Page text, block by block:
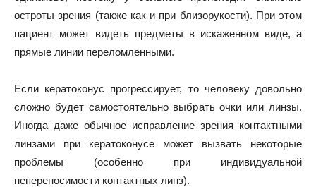
остроты зрения (также как и при близорукости). При этом
пациент может видеть предметы в искаженном виде, а
прямые линии переломленными.
Если кератоконус прогрессирует, то человеку довольно
сложно будет самостоятельно выбрать очки или линзы.
Иногда даже обычное исправление зрения контактными
линзами при кератоконусе может вызвать некоторые
проблемы (особенно при индивидуальной
непереносимости контактных линз).